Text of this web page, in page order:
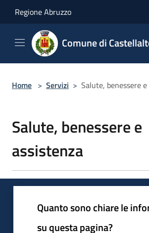
Regione Abruzzo
Comune di
Home > Servizi > Salute, benessere
Salute, benessere e
assistenza
Quanto sono chiare le
su questa pagina?